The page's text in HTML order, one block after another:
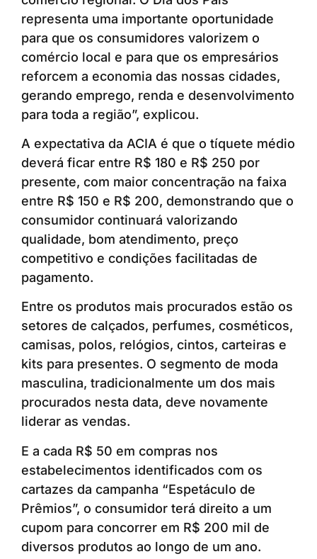
representa uma importante oportunidade
para que os consumidores valorizem o
comércio local e para que os empresários
reforcem a economia das nossas cidades,
gerando emprego, renda e desenvolvimento
para toda a região”, explicou.
A expectativa da ACIA é que o tíquete médio
deverá ficar entre R$ 180 e R$ 250 por
presente, com maior concentração na faixa
entre R$ 150 e R$ 200, demonstrando que o
consumidor continuará valorizando
qualidade, bom atendimento, preço
competitivo e condições facilitadas de
pagamento.
Entre os produtos mais procurados estão os
setores de calçados, perfumes, cosméticos,
camisas, polos, relógios, cintos, carteiras e
kits para presentes. O segmento de moda
masculina, tradicionalmente um dos mais
procurados nesta data, deve novamente
liderar as vendas.
E a cada R$ 50 em compras nos
estabelecimentos identificados com os
cartazes da campanha “Espetáculo de
Prêmios”, o consumidor terá direito a um
cupom para concorrer em R$ 200 mil de
diversos produtos ao longo de um ano.